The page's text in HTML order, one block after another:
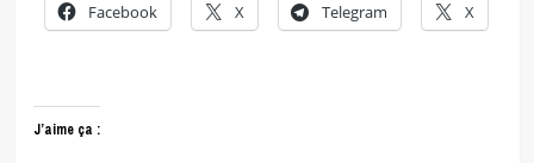
Facebook X Telegram X
J’aime ça :